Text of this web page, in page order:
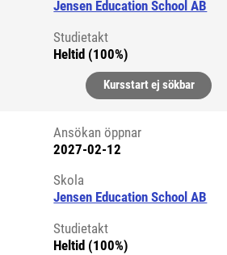
Jensen Education School AB
Studietakt
Heltid (100%)
Kursstart ej sökbar
Ansökan öppnar
2027-02-12
Skola
Jensen Education School AB
Studietakt
Heltid (100%)